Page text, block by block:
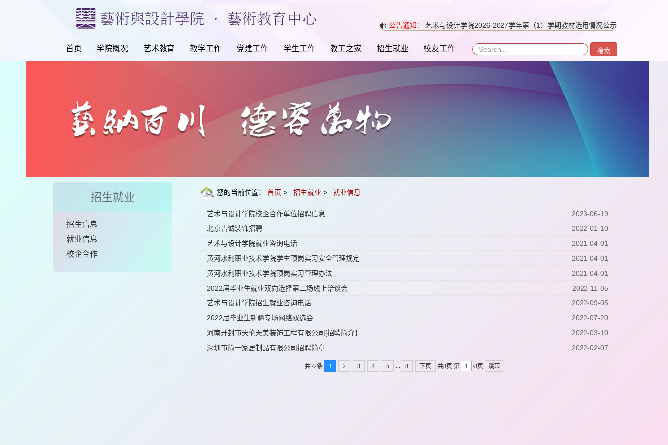
公告通知： 艺术与设计学院2026-2027学年第（1）学期教材选用情况公示
首页 学院概况 艺术教育 教学工作 党建工作 学生工作 教工之家 招生就业 校友工作 搜索
您的当前位置： 首页 > 招生就业 > 就业信息
2023-06-19
艺术与设计学院校企合作单位招聘信息
2022-01-10
北京吉诚装饰招聘
2021-04-01
艺术与设计学院就业咨询电话
2021-04-01
黄河水利职业技术学院学生顶岗实习安全管理规定
2021-04-01
黄河水利职业技术学院顶岗实习管理办法
2022-11-05
2022届毕业生就业双向选择第二场线上洽谈会
2022-09-05
艺术与设计学院招生就业咨询电话
2022-07-20
2022届毕业生新疆专场网络双选会
2022-03-10
河南开封市天伦天美装饰工程有限公司[招聘简介】
2022-02-07
深圳市简一家居制品有限公司招聘简章
共72条 1 2 3 4 5 8 下页 共8页 第 /8页 跳转
招生就业
招生信息
就业信息
校企合作